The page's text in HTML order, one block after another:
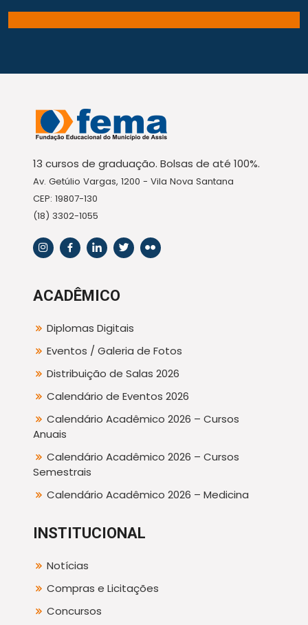
13 cursos de graduação. Bolsas de até 100%.
Av. Getúlio Vargas, 1200 - Vila Nova Santana
CEP: 19807-130
(18) 3302-1055
ACADÊMICO
Diplomas Digitais
Eventos / Galeria de Fotos
Distribuição de Salas 2026
Calendário de Eventos 2026
Calendário Acadêmico 2026 – Cursos
Anuais
Calendário Acadêmico 2026 – Cursos
Semestrais
Calendário Acadêmico 2026 – Medicina
INSTITUCIONAL
Notícias
Compras e Licitações
Concursos